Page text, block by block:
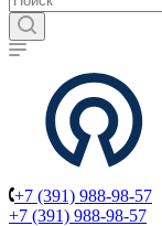
+7 (391) 988-98-57
+7 (391) 988-98-57